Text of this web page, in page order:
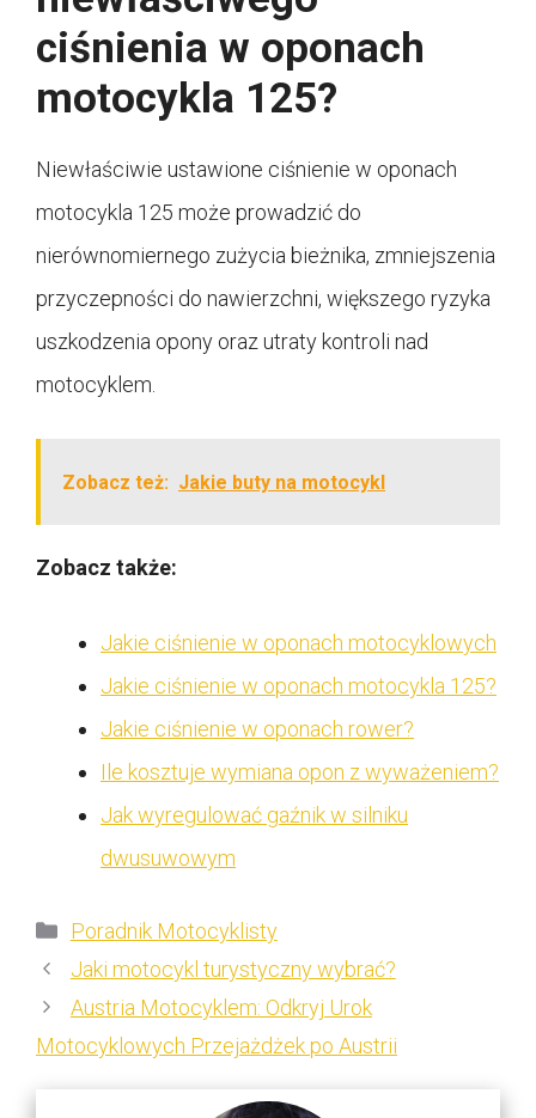
ciśnienia w oponach
motocykla 125?
Niewłaściwie ustawione ciśnienie w oponach
motocykla 125 może prowadzić do
nierównomiernego zużycia bieżnika, zmniejszenia
przyczepności do nawierzchni, większego ryzyka
uszkodzenia opony oraz utraty kontroli nad
motocyklem.
Zobacz też: Jakie buty na motocykl
Zobacz także:
Jakie ciśnienie w oponach motocyklowych
Jakie ciśnienie w oponach motocykla 125?
Jakie ciśnienie w oponach rower?
Ile kosztuje wymiana opon z wyważeniem?
Jak wyregulować gaźnik w silniku
dwusuwowym
Kategorie
Poradnik Motocyklisty
Jaki motocykl turystyczny wybrać?
Austria Motocyklem: Odkryj Urok
Motocyklowych Przejażdżek po Austrii